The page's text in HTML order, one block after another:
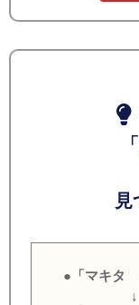
見
●「マキタ
↓